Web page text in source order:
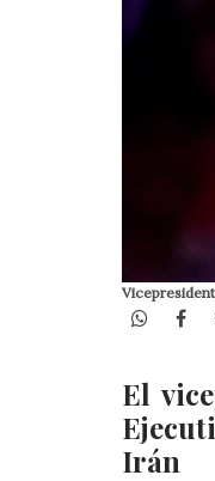
El
Irán